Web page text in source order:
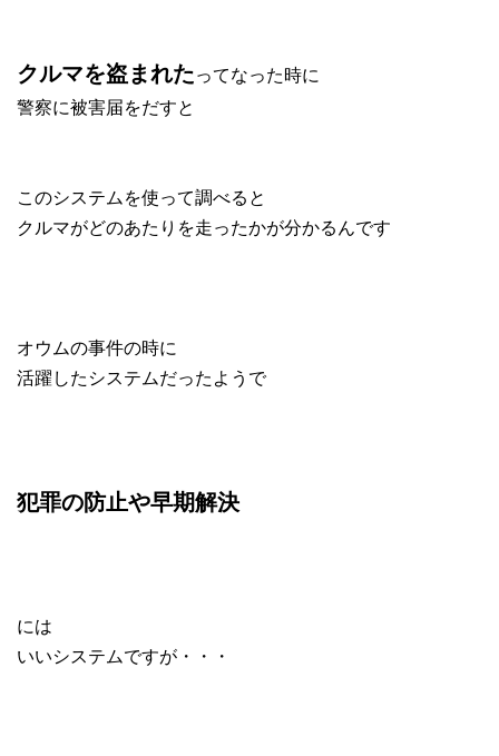
クルマを盗まれたってなった時に
警察に被害届をだすと
このシステムを使って調べると
クルマがどのあたりを走ったかが分かるんです
オウムの事件の時に
活躍したシステムだったようで
犯罪の防止や早期解決
には
いいシステムですが・・・